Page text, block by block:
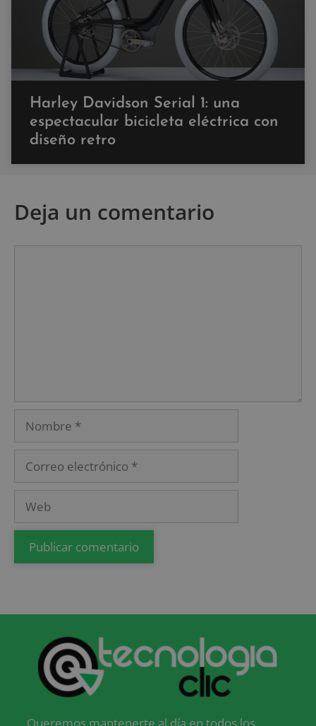
Harley Davidson Serial 1: una
espectacular bicicleta eléctrica con
diseño retro
Deja un comentario